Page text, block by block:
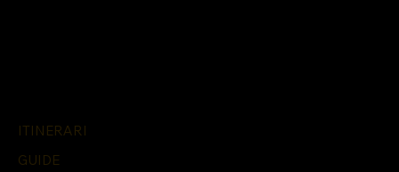
ITINERARI
GUIDE